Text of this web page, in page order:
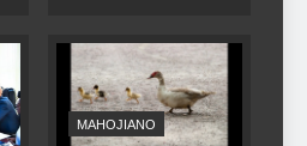
MAHOJIANO